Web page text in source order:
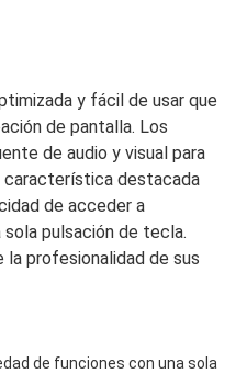
y fácil de usar que
de pantalla. Los
de audio y visual para
característica destacada
de acceder a
sola pulsación de tecla.
la profesionalidad de sus
de funciones con una sola